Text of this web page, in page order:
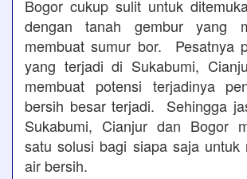
Bogor cukup sulit untuk
dengan tanah gembur yang
membuat sumur bor. Pesatnya
yang terjadi di Sukabumi,
membuat potensi terjadinya
bersih besar terjadi. Sehingga
Sukabumi, Cianjur dan Bogor
satu solusi bagi siapa saja untuk
air bersih.